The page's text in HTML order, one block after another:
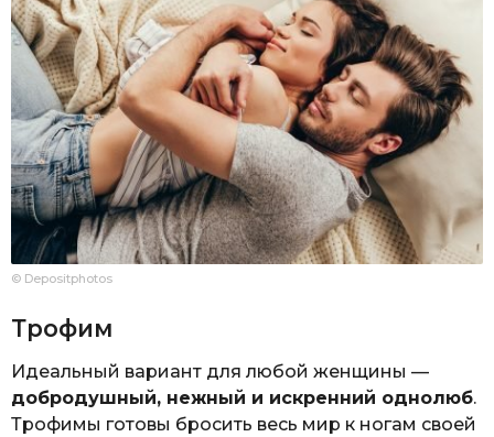
© Depositphotos
Трофим
Идеальный вариант для любой женщины —
добродушный, нежный и искренний однолюб.
Трофимы готовы бросить весь мир к ногам своей